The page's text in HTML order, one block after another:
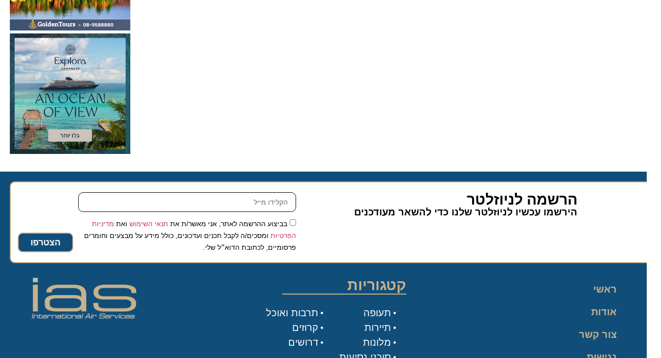
הרשמה לניוזלטר
הירשמו עכשיו לניוזלטר שלנו כדי להשאר מעודכנים
בביצוע ההרשמה לאתר, אני מאשר/ת אתתנאי השימושואת מדיניות
הפרטיותומסכים/ה לקבל תכנים ועדכונים, כולל מידע על מבצעים וחומרים
פרסומיים, לכתובת הדוא״ל שלי.
הצטרפו
ראשי
אודות
צור קשר
קטגוריות
תעופה
תיירות
מלונות
תרבות ואוכל
קרוזים
דרושים